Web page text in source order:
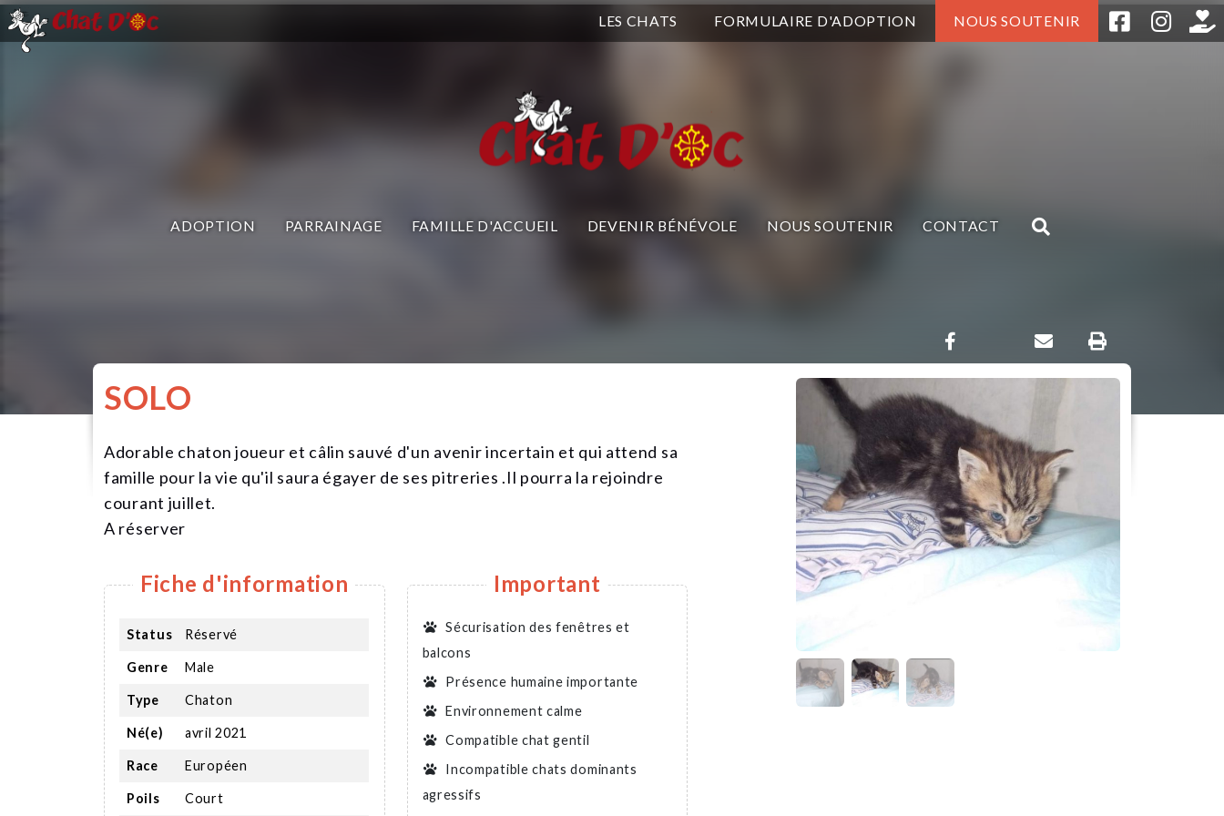
LES CHATS FORMULAIRE D'ADOPTION NOUS SOUTENIR
ADOPTION PARRAINAGE FAMILLE D'ACCUEIL DEVENIR BÉNÉVOLE NOUS SOUTENIR CONTACT
SOLO
Adorable chaton joueur et câlin sauvé d'un avenir incertain et qui attend sa
famille pour la vie qu'il saura égayer de ses pitreries .Il pourra la rejoindre
courant juillet.
A réserver
Fiche d'information
Status Réservé
Genre Male
Type Chaton
Né(e) avril 2021
Race Européen
Poils Court
Important
Sécurisation des fenêtres et
balcons
Présence humaine importante
Environnement calme
Compatible chat gentil
Incompatible chats dominants
agressifs